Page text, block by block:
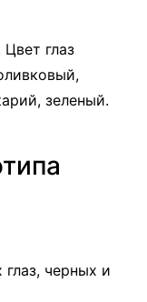
глаз
зеленый.
черных и